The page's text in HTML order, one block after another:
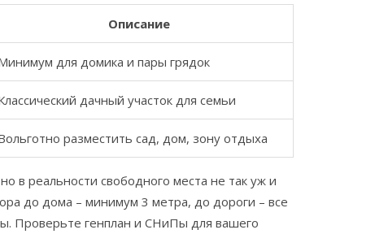
Описание
для домика и пары грядок
дачный участок для семьи
разместить сад, дом, зону отдыха
в реальности свободного места не так уж и
до дома – минимум 3 метра, до дороги – все
Проверьте генплан и СНиПы для вашего